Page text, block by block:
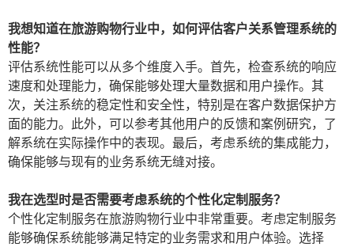
我想知道在旅游购物行业中，如何评估客户关系管理系统的
性能？
评估系统性能可以从多个维度入手。首先，检查系统的响应
速度和处理能力，确保能够处理大量数据和用户操作。其
次，关注系统的稳定性和安全性，特别是在客户数据保护方
面的能力。此外，可以参考其他用户的反馈和案例研究，了
解系统在实际操作中的表现。最后，考虑系统的集成能力，
确保能够与现有的业务系统无缝对接。
我在选型时是否需要考虑系统的个性化定制服务？
个性化定制服务在旅游购物行业中非常重要。考虑定制服务
能够确保系统能够满足特定的业务需求和用户体验。选择